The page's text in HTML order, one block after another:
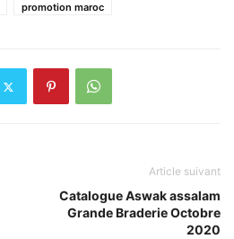
promotion maroc
Article suivant
Catalogue Aswak assalam
Grande Braderie Octobre
2020